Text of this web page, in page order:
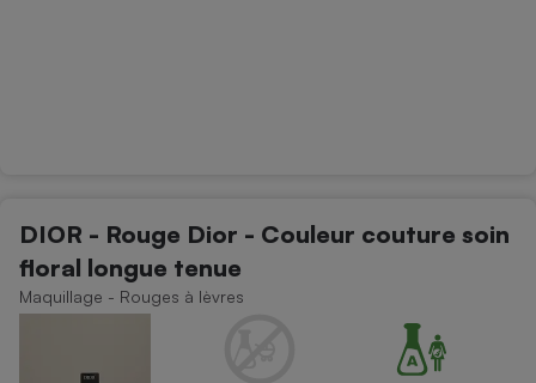
DIOR - Rouge Dior - Couleur couture soin
floral longue tenue
Maquillage - Rouges à lèvres